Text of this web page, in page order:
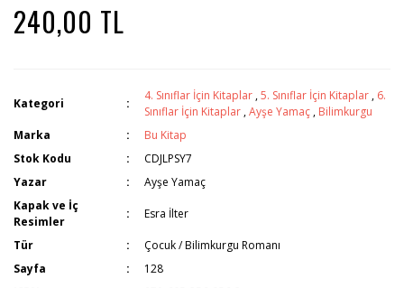
240,00 TL
Kategori
4. Sınıflar İçin Kitaplar ,5. Sınıflar İçin Kitaplar , 6.
Sınıflar İçin Kitaplar ,Ayşe Yamaç , Bilimkurgu
Marka
Bu Kitap
Stok Kodu
CDJLPSY7
Yazar
Ayşe Yamaç
Kapak ve İç
Resimler
Esra İlter
Tür
Çocuk / Bilimkurgu Romanı
Sayfa
128